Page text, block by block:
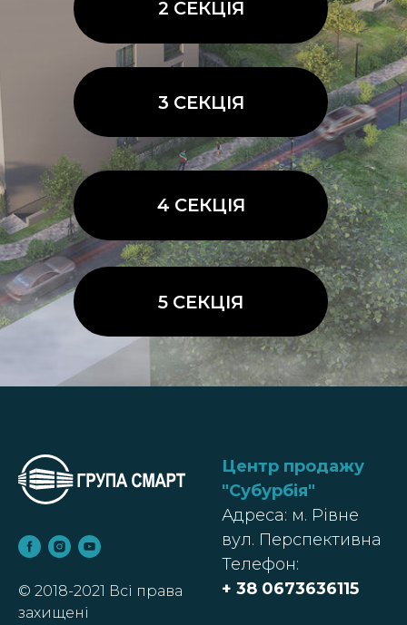
© 2018-2021 Всі права
захищені
Центр продажу
"Субурбія"
Адреса: м. Рівне
вул. Перспективна
Телефон:
+ 38 0673636115